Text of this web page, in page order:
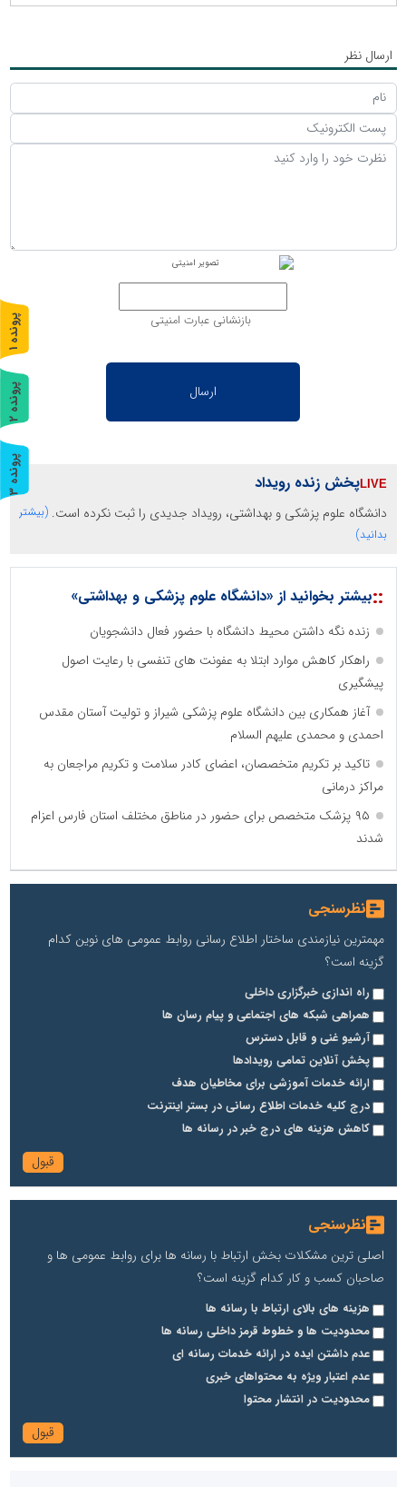
ارسال نظر
بازنشانی عبارت امنیتی
پخش زنده رویداد
دانشگاه علوم پزشکی و بهداشتی، رویداد جدیدی را ثبت نکرده است. (بیشتر
بدانید)
::بیشتر بخوانید از «دانشگاه علوم پزشکی و بهداشتی»
زنده نگه داشتن محیط دانشگاه با حضور فعال دانشجویان
راهکار کاهش موارد ابتلا به عفونت های تنفسی با رعایت اصول
پیشگیری
آغاز همکاری بین دانشگاه علوم پزشکی شیراز و تولیت آستان مقدس
احمدی و محمدی علیهم السلام
تاکید بر تکریم متخصصان، اعضای کادر سلامت و تکریم مراجعان به
مراکز درمانی
۹۵ پزشک متخصص برای حضور در مناطق مختلف استان فارس اعزام
شدند
نظرسنجی
مهمترین نیازمندی ساختار اطلاع رسانی روابط عمومی های نوین کدام
گزینه است؟
راه اندازی خبرگزاری داخلی
همراهی شبکه های اجتماعی و پیام رسان ها
آرشیو غنی و قابل دسترس
پخش آنلاین تمامی رویدادها
ارائه خدمات آموزشی برای مخاطیان هدف
درج کلیه خدمات اطلاع رسانی در بستر اینترنت
کاهش هزینه های درج خبر در رسانه ها
نظرسنجی
اصلی ترین مشکلات بخش ارتباط با رسانه ها برای روابط عمومی ها و
صاحبان کسب و کار کدام گزینه است؟
هزینه های بالای ارتباط با رسانه ها
محدودیت ها و خطوط قرمز داخلی رسانه ها
عدم داشتن ایده در ارائه خدمات رسانه ای
عدم اعتبار ویژه به محتواهای خبری
محدودیت در انتشار محتوا
پ
ر
و
ن
د
ه
1
پ
ر
و
ن
د
ه
2
پ
ر
و
ن
د
ه
3